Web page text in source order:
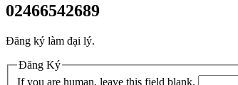
02466542689
Đăng ký làm đại lý.
Đăng Ký
If you are human, leave this field blank.